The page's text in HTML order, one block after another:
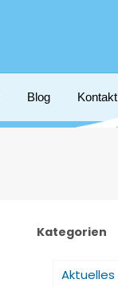
Blog Kontakt
Kategorien
Aktuelles